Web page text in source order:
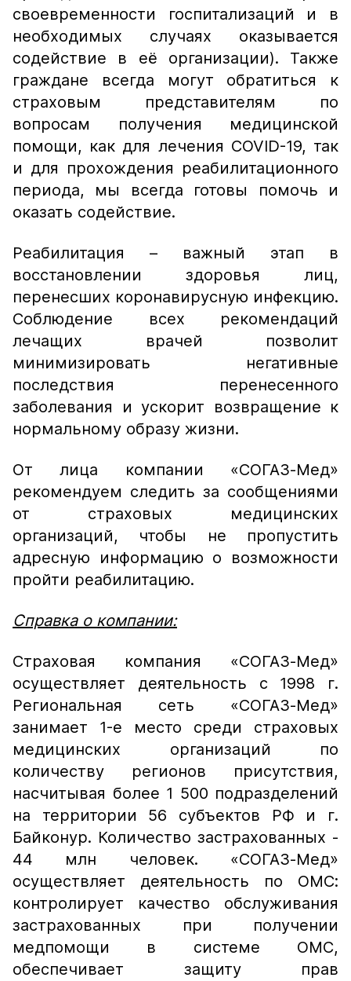
своевременности госпитализаций и в
необходимых случаях оказывается
содействие в её организации). Также
граждане всегда могут обратиться к
страховым представителям по
вопросам получения медицинской
помощи, как для лечения COVID-19, так
и для прохождения реабилитационного
периода, мы всегда готовы помочь и
оказать содействие.
Реабилитация – важный этап в
восстановлении здоровья лиц,
перенесших коронавирусную инфекцию.
Соблюдение всех рекомендаций
лечащих врачей позволит
минимизировать негативные
последствия перенесенного
заболевания и ускорит возвращение к
нормальному образу жизни.
От лица компании «СОГАЗ-Мед»
рекомендуем следить за сообщениями
от страховых медицинских
организаций, чтобы не пропустить
адресную информацию о возможности
пройти реабилитацию.
Справка о компании:
Страховая компания «СОГАЗ-Мед»
осуществляет деятельность с 1998 г.
Региональная сеть «СОГАЗ-Мед»
занимает 1-е место среди страховых
медицинских организаций по
количеству регионов присутствия,
насчитывая более 1 500 подразделений
на территории 56 субъектов РФ и г.
Байконур. Количество застрахованных -
44 млн человек. «СОГАЗ-Мед»
осуществляет деятельность по ОМС:
контролирует качество обслуживания
застрахованных при получении
медпомощи в системе ОМС,
обеспечивает защиту прав